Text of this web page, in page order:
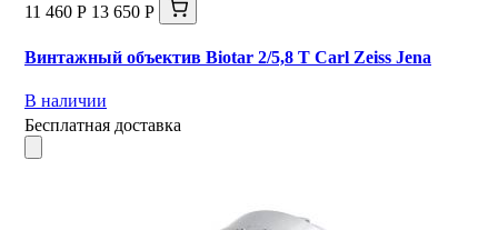
11 460 Р 13 650 Р
Винтажный объектив Biotar 2/5,8 T Carl Zeiss Jena
В наличии
Бесплатная доставка